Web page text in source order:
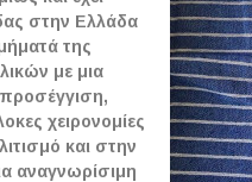
στην Ελλάδα
της
με μια
προσέγγιση,
χειρονομίες
και στην
αναγνωρίσιμη